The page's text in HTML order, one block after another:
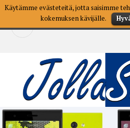
Skip
content
SEARCH
Käytämme evästeteitä, jotta saisimme
kokemuksen kävijälle.